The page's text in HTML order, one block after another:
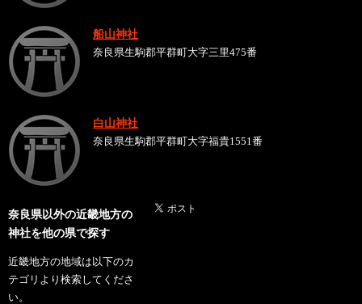
船山神社
奈良県生駒郡平群町大字三里475番
白山神社
奈良県生駒郡平群町大字福貴1551番
奈良県以外の近畿地方の
神社を他の県で探す
近畿地方の地域は以下のカ
テゴリより検索してくださ
い。